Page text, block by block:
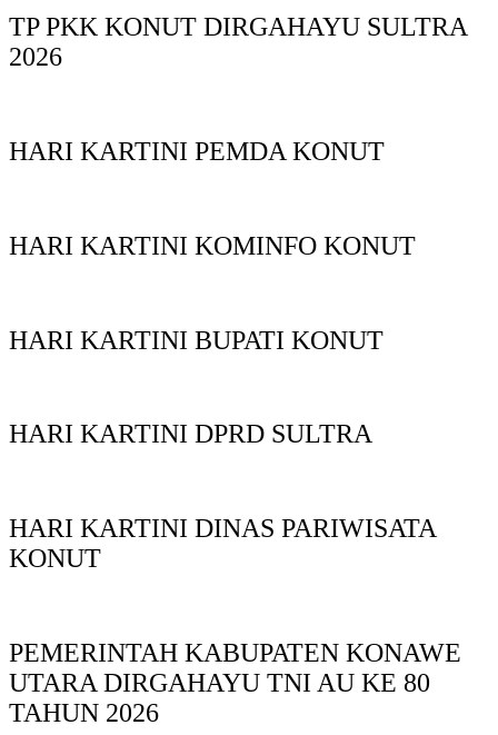
TP PKK KONUT DIRGAHAYU SULTRA
2026
HARI KARTINI PEMDA KONUT
HARI KARTINI KOMINFO KONUT
HARI KARTINI BUPATI KONUT
HARI KARTINI DPRD SULTRA
HARI KARTINI DINAS PARIWISATA
KONUT
PEMERINTAH KABUPATEN KONAWE
UTARA DIRGAHAYU TNI AU KE 80
TAHUN 2026